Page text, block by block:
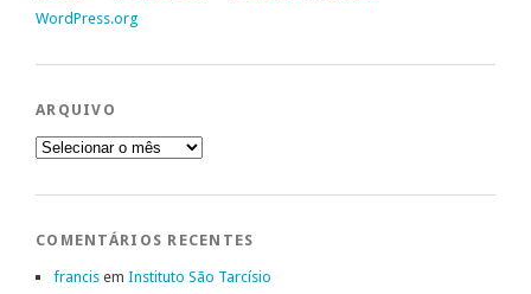
WordPress.org
ARQUIVO
Arquivo
COMENTÁRIOS RECENTES
francis em Instituto São Tarcísio